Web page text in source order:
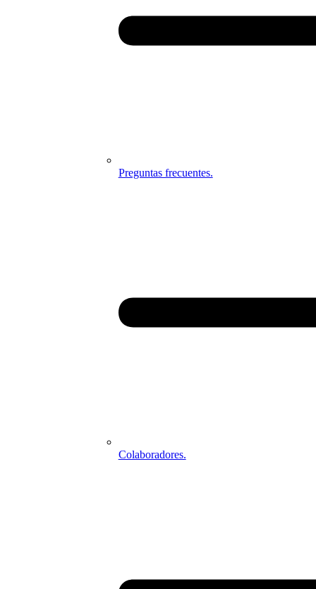
Preguntas frecuentes.
Colaboradores.